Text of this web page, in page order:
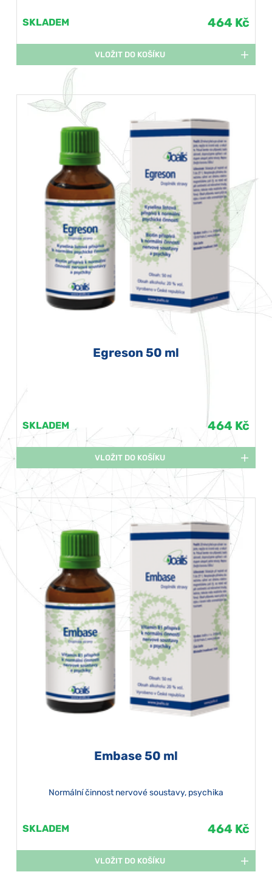
SKLADEM 464 Kč
VLOŽIT DO KOŠÍKU
Egreson 50 ml
SKLADEM 464 Kč
VLOŽIT DO KOŠÍKU
Embase 50 ml
Normální činnost nervové soustavy, psychika
SKLADEM 464 Kč
VLOŽIT DO KOŠÍKU